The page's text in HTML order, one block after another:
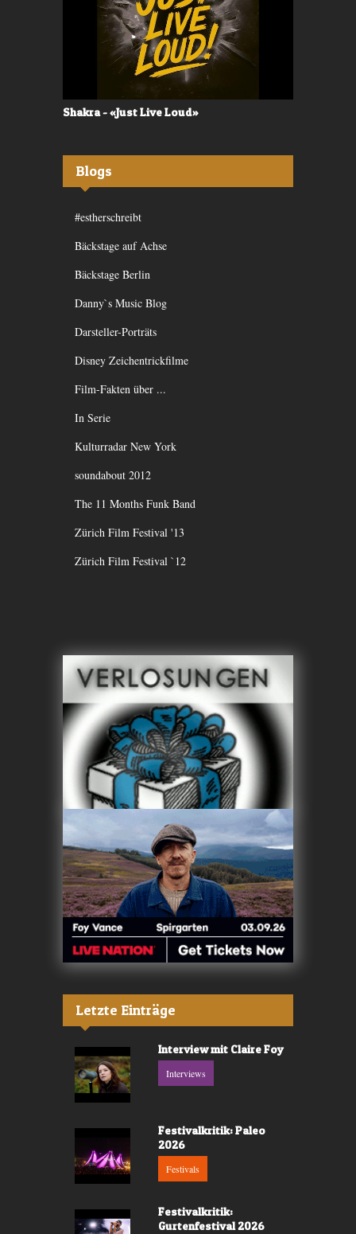
Shakra - «Just Live Loud»
Blogs
#estherschreibt
Bäckstage auf Achse
Bäckstage Berlin
Danny`s Music Blog
Darsteller-Porträts
Disney Zeichentrickfilme
Film-Fakten über ...
In Serie
Kulturradar New York
soundabout 2012
The 11 Months Funk Band
Zürich Film Festival '13
Zürich Film Festival `12
Letzte Einträge
Interview mit Claire Foy
Interviews
Festivalkritik: Paleo
2026
Festivals
Festivalkritik:
Gurtenfestival 2026